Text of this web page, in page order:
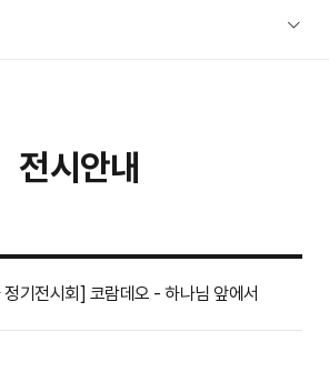
전시안내
정기전시회] 코람데오 - 하나님 앞에서